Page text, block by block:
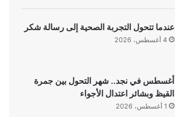
عندما تتحول التجربة الصحية إلى رسالة شكر
4 أغسطس، 2026
أغسطس في نجد.. شهر التحول بين جمرة
القيظ وبشائر اعتدال الأجواء
1 أغسطس، 2026